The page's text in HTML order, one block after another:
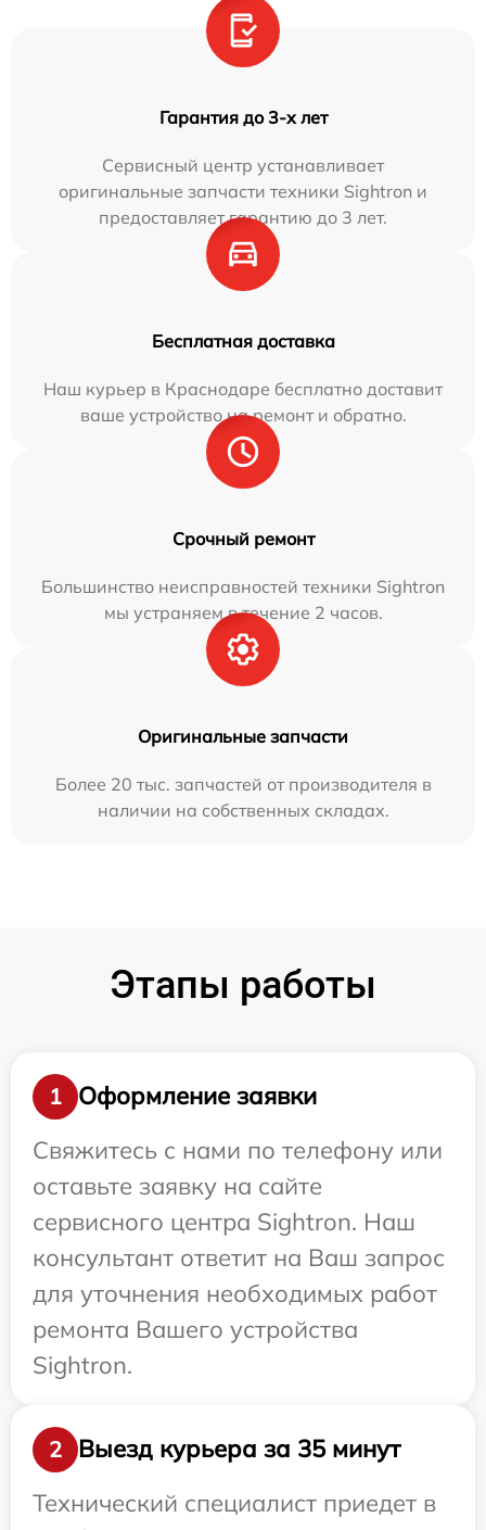
Гарантия до 3-х лет
Сервисный центр устанавливает
оригинальные запчасти техники Sightron и
предоставляет гарантию до 3 лет.
Бесплатная доставка
Наш курьер в Краснодаре бесплатно доставит
ваше устройство на ремонт и обратно.
Срочный ремонт
Большинство неисправностей техники Sightron
мы устраняем в течение 2 часов.
Оригинальные запчасти
Более 20 тыс. запчастей от производителя в
наличии на собственных складах.
Этапы работы
1
Оформление заявки
Свяжитесь с нами по телефону или
оставьте заявку на сайте
сервисного центра Sightron. Наш
консультант ответит на Ваш запрос
для уточнения необходимых работ
ремонта Вашего устройства
Sightron.
2
Выезд курьера за 35 минут
Технический специалист приедет в